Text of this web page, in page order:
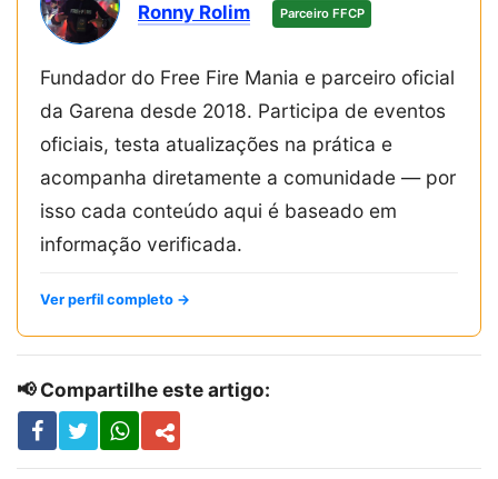
Ronny Rolim Parceiro FFCP
Fundador do Free Fire Mania e parceiro oficial
da Garena desde 2018. Participa de eventos
oficiais, testa atualizações na prática e
acompanha diretamente a comunidade — por
isso cada conteúdo aqui é baseado em
informação verificada.
Ver perfil completo →
📢 Compartilhe este artigo: